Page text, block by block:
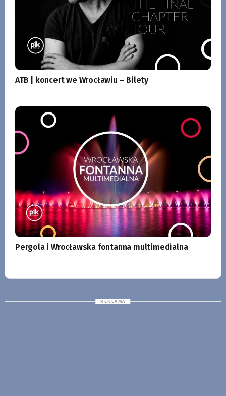
ATB | koncert we Wrocławiu – Bilety
Pergola i Wrocławska fontanna multimedialna